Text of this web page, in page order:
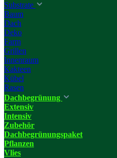
Substrate
Baum
Dach
Deko
Farm
Grillen
Innenraum
Kakteen
Kübel
Rasen
Dachbegrünung
Extensiv
Intensiv
Zubehör
Dachbegrünungspaket
Pflanzen
Vlies